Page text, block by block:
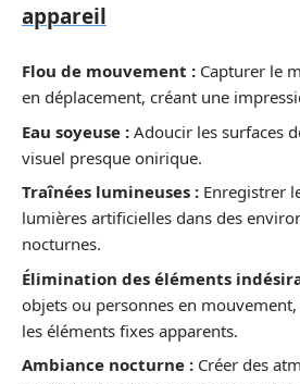
appareil
Flou de mouvement : Capturer le
en déplacement, créant une
Eau soyeuse : Adoucir les surfaces
visuel presque onirique.
Traînées lumineuses : Enregistrer
lumières artificielles dans des
nocturnes.
Élimination des éléments
objets ou personnes en
les éléments fixes apparents.
Ambiance nocturne : Créer des